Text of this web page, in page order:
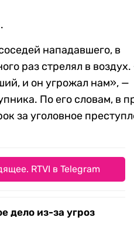
нападавшего, в
раз стрелял в
и он угрожал нам», —
По его словам, в
за уголовное
RTVI в Telegram
дело из-за угроз